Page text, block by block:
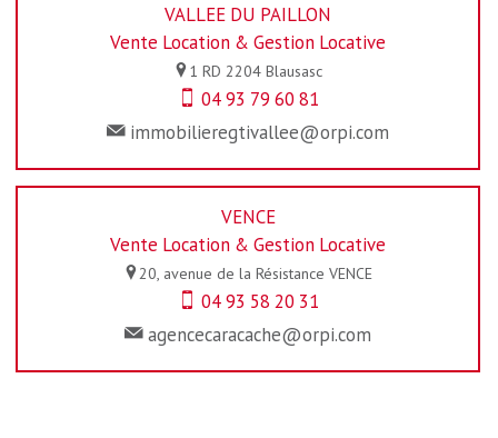
VALLEE DU PAILLON
Vente Location & Gestion Locative
1 RD 2204 Blausasc
04 93 79 60 81
immobilieregtivallee@orpi.com
VENCE
Vente Location & Gestion Locative
20, avenue de la Résistance VENCE
04 93 58 20 31
agencecaracache@orpi.com